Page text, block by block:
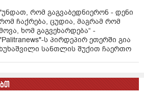
რომ გაგვაბედნიერონ - დენი
ჩაქრება, ცუდია, მაგრამ რომ
ხომ გაგვეხარდება“ -
ს პირდეპირ ეთერში გია
ხუხაშვილი სანთლის შუქით ჩაერთო